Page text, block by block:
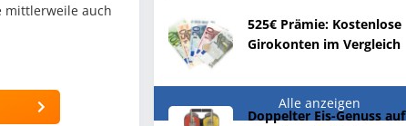
mittlerweile auch
525€ Prämie: Kostenlose
Girokonten im Vergleich
Alle anzeigen
Doppelter Eis-Genuss auf